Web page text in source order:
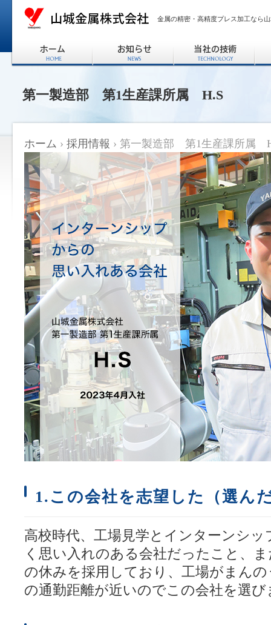
金属の精密・高精度プレス加工なら
第一製造部 第1生産課所属 H.S
ホーム › 採用情報 › 第一製造部 第1生産課所属
1.この会社を志望した（選ん
高校時代、工場見学とインターンシ
く思い入れのある会社だったこと、
の休みを採用しており、工場がまん
の通勤距離が近いのでこの会社を選び